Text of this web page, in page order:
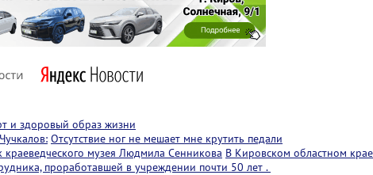
и здоровый образ жизни
Отсутствие ног не мешает мне крутить педали
музея Людмила Сенникова В Кировском областном
проработавшей в учреждении почти 50 лет .